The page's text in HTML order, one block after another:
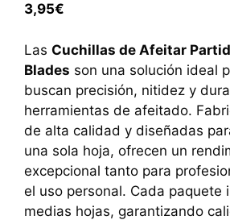
3,95€
Las Cuchillas de Afeitar
Blades son una solución ideal
buscan precisión, nitidez y
herramientas de afeitado.
de alta calidad y diseñadas
una sola hoja, ofrecen un
excepcional tanto para
el uso personal. Cada paquete
medias hojas, garantizando